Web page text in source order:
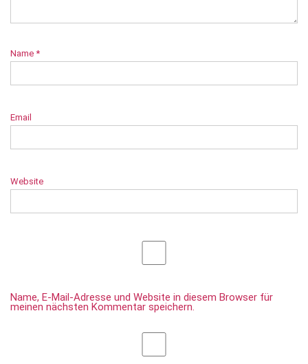
Name *
Email
Website
Name, E-Mail-Adresse und Website in diesem Browser für
meinen nächsten Kommentar speichern.